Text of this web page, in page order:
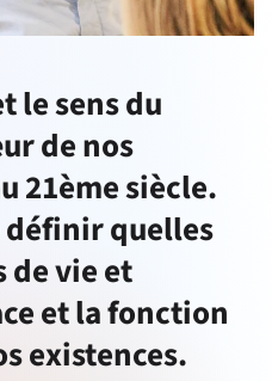
le sens du
de nos
21ème siècle.
quelles
vie et
et la fonction
existences.